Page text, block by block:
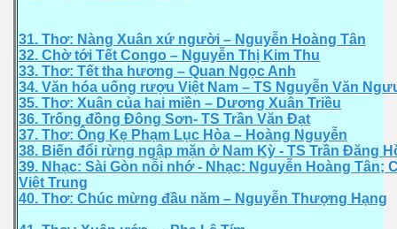
31. Thơ: Nàng Xuân xứ người – Nguyễn Hoàng Tân
32. Chờ tới Tết Congo – Nguyễn Thị Kim Thu
33. Thơ: Tết tha hương – Quan Ngọc Anh
34. Văn hóa uống rượu Việt Nam – TS Nguyễn Văn
35. Thơ: Xuân của hai miền – Dương Xuân Triều
36. Trống đồng Đông Sơn- TS Trần Văn Đạt
37. Thơ: Ông Kẹ Phạm Lục Hòa – Hoàng Nguyễn
38. Biến đổi rừng ngập mặn ở Nam Kỳ - TS Trần Đăng
39. Nhạc: Sài Gòn nỗi nhớ - Nhạc: Nguyễn Hoàng Tân;
Việt Trung
40. Thơ: Chúc mừng đầu năm – Nguyễn Thượng Hạng
Kỳ